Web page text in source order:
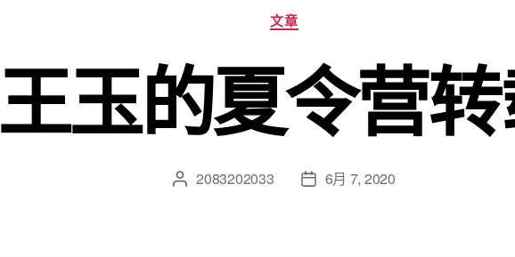
分
类
文章
王玉的夏令营
文 2083202033
发 6月 7, 2020